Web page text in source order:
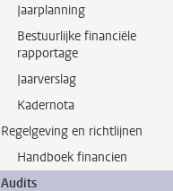
Jaarplanning
Bestuurlijke financiële
rapportage
Jaarverslag
Kadernota
Regelgeving en richtlijnen
Handboek financien
Audits